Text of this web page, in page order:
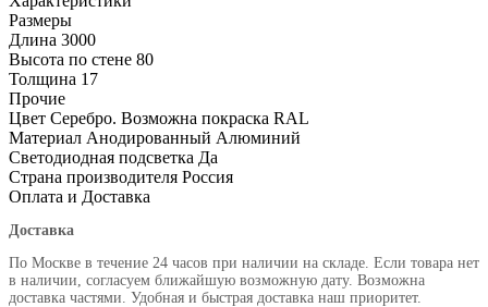
Размеры
Длина 3000
Высота по стене 80
Толщина 17
Прочие
Цвет Серебро. Возможна покраска RAL
Материал Анодированный Алюминий
Светодиодная подсветка Да
Страна производителя Россия
Оплата и Доставка
Доставка
По Москве в течение 24 часов при наличии на складе. Если товара нет
в наличии, согласуем ближайшую возможную дату. Возможна
доставка частями. Удобная и быстрая доставка наш приоритет.